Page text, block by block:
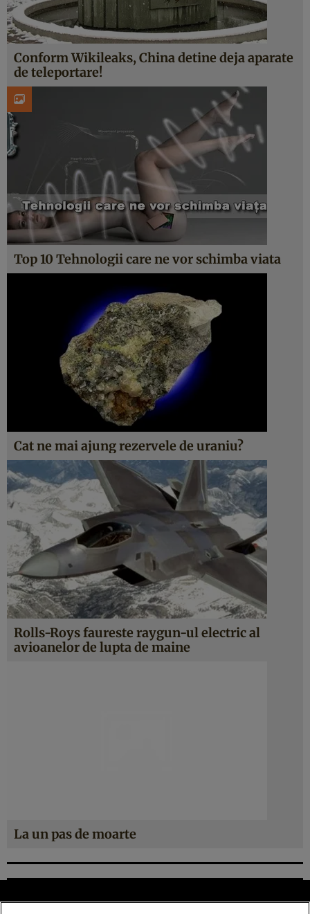
Conform Wikileaks, China detine deja aparate
de teleportare!
Top 10 Tehnologii care ne vor schimba viata
Cat ne mai ajung rezervele de uraniu?
Rolls-Roys faureste raygun-ul electric al
avioanelor de lupta de maine
La un pas de moarte